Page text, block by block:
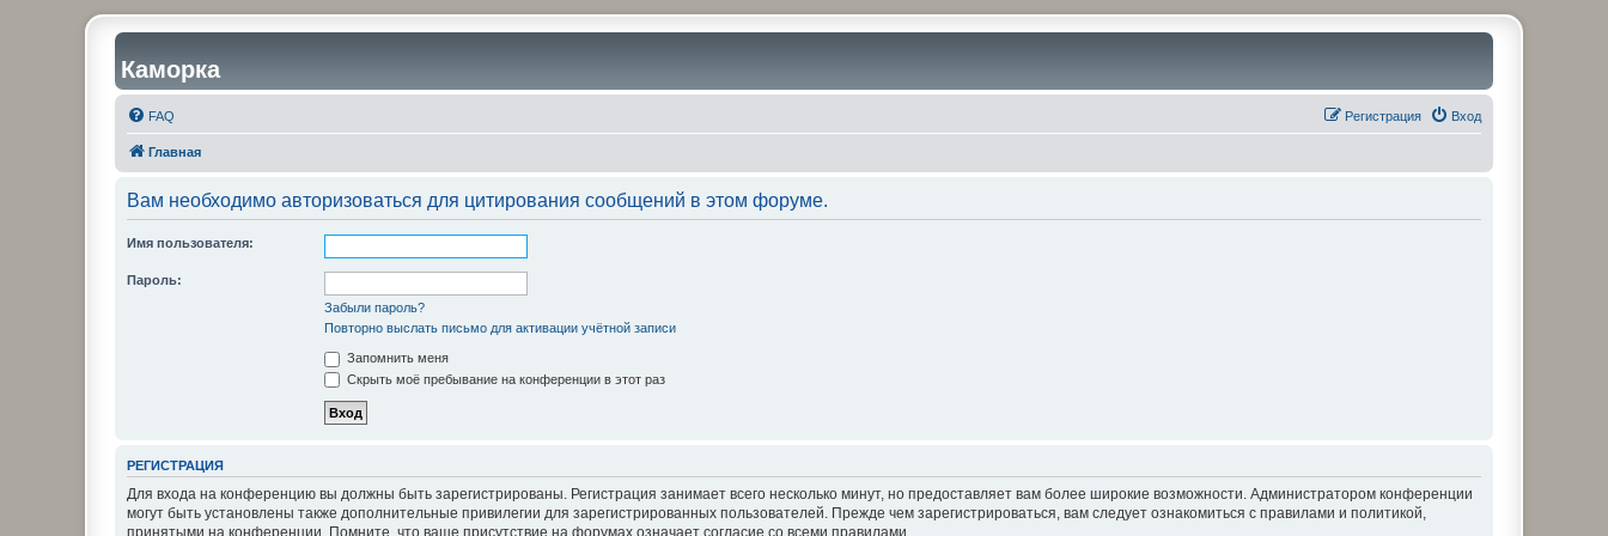
Каморка
FAQ Вход
Регистрация
Главная
Вам необходимо авторизоваться для цитирования сообщений в этом форуме.
Имя пользователя:
Пароль:
Забыли пароль?
Повторно выслать письмо для активации учётной записи
Запомнить меня
Скрыть моё пребывание на конференции в этот раз
РЕГИСТРАЦИЯ
Для входа на конференцию вы должны быть зарегистрированы. Регистрация занимает всего несколько минут, но предоставляет вам более широкие возможности. Администратором конференции
могут быть установлены также дополнительные привилегии для зарегистрированных пользователей. Прежде чем зарегистрироваться, вам следует ознакомиться с правилами и политикой,
принятыми на конференции. Помните, что ваше присутствие на форумах означает согласие со всеми правилами.